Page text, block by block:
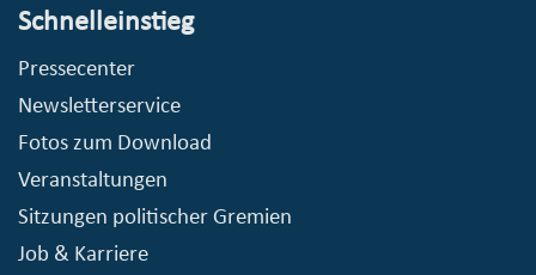
Schnelleinstieg
Pressecenter
Newsletterservice
Fotos zum Download
Veranstaltungen
Sitzungen politischer Gremien
Job & Karriere